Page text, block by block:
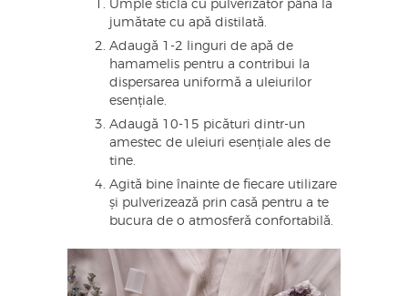
Umple sticla cu pulverizator până la
jumătate cu apă distilată.
Adaugă 1-2 linguri de apă de
hamamelis pentru a contribui la
dispersarea uniformă a uleiurilor
esențiale.
Adaugă 10-15 picături dintr-un
amestec de uleiuri esențiale ales de
tine.
Agită bine înainte de fiecare utilizare
și pulverizează prin casă pentru a te
bucura de o atmosferă confortabilă.